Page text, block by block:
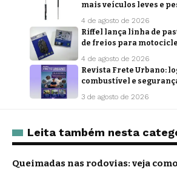
mais veículos leves e
4 de agosto de 2026
Riffel lança linha de
de freios para
4 de agosto de 2026
Revista Frete Urbano:
combustível e
3 de agosto de 2026
Leita também nesta
Queimadas nas rodovias: veja como